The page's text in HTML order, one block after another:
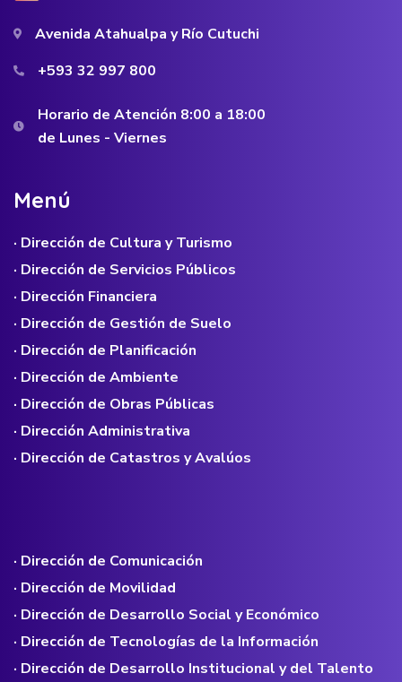
Avenida Atahualpa y Río Cutuchi
+593 32 997 800
Horario de Atención 8:00 a 18:00
de Lunes - Viernes
Menú
· Dirección de Cultura y Turismo
· Dirección de Servicios Públicos
· Dirección Financiera
· Dirección de Gestión de Suelo
· Dirección de Planificación
· Dirección de Ambiente
· Dirección de Obras Públicas
· Dirección Administrativa
· Dirección de Catastros y Avalúos
· Dirección de Comunicación
· Dirección de Movilidad
· Dirección de Desarrollo Social y Económico
· Dirección de Tecnologías de la Información
· Dirección de Desarrollo Institucional y del Talento